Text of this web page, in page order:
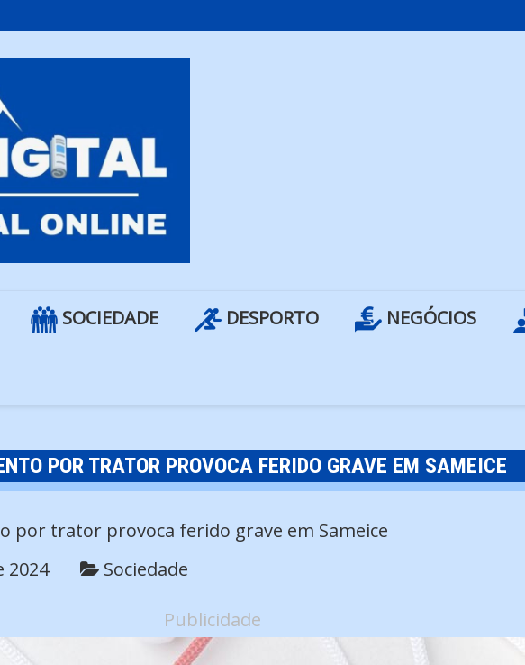
SOCIEDADE DESPORTO NEGÓCIOS
POR TRATOR PROVOCA FERIDO GRAVE EM SAMEICE
2024 Sociedade
Publicidade